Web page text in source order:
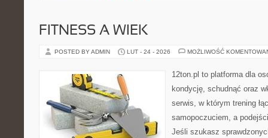
FITNESS A WIEK
POSTED BY ADMIN LUT - 24 - 2026 MOŻLIWOŚĆ
12ton.pl to platforma dla
kondycję, schudnąć oraz
serwis, w którym trening
samopoczuciem, a
Jeśli szukasz